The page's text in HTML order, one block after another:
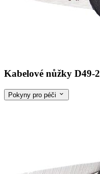
Kabelové nůžky D49-2
Pokyny pro péči